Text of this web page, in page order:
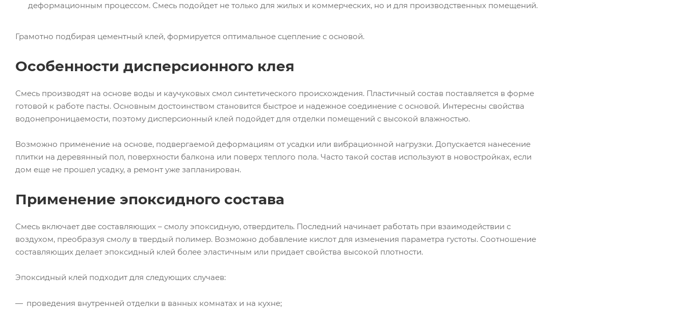
деформационным процессом. Смесь подойдет не только для жилых и коммерческих, но и для производственных помещений.
Грамотно подбирая цементный клей, формируется оптимальное сцепление с основой.
Особенности дисперсионного клея
Смесь производят на основе воды и каучуковых смол синтетического происхождения. Пластичный состав поставляется в форме
готовой к работе пасты. Основным достоинством становится быстрое и надежное соединение с основой. Интересны свойства
водонепроницаемости, поэтому дисперсионный клей подойдет для отделки помещений с высокой влажностью.
Возможно применение на основе, подвергаемой деформациям от усадки или вибрационной нагрузки. Допускается нанесение
плитки на деревянный пол, поверхности балкона или поверх теплого пола. Часто такой состав используют в новостройках, если
дом еще не прошел усадку, а ремонт уже запланирован.
Применение эпоксидного состава
Смесь включает две составляющих – смолу эпоксидную, отвердитель. Последний начинает работать при взаимодействии с
воздухом, преобразуя смолу в твердый полимер. Возможно добавление кислот для изменения параметра густоты. Соотношение
составляющих делает эпоксидный клей более эластичным или придает свойства высокой плотности.
Эпоксидный клей подходит для следующих случаев:
проведения внутренней отделки в ванных комнатах и на кухне;